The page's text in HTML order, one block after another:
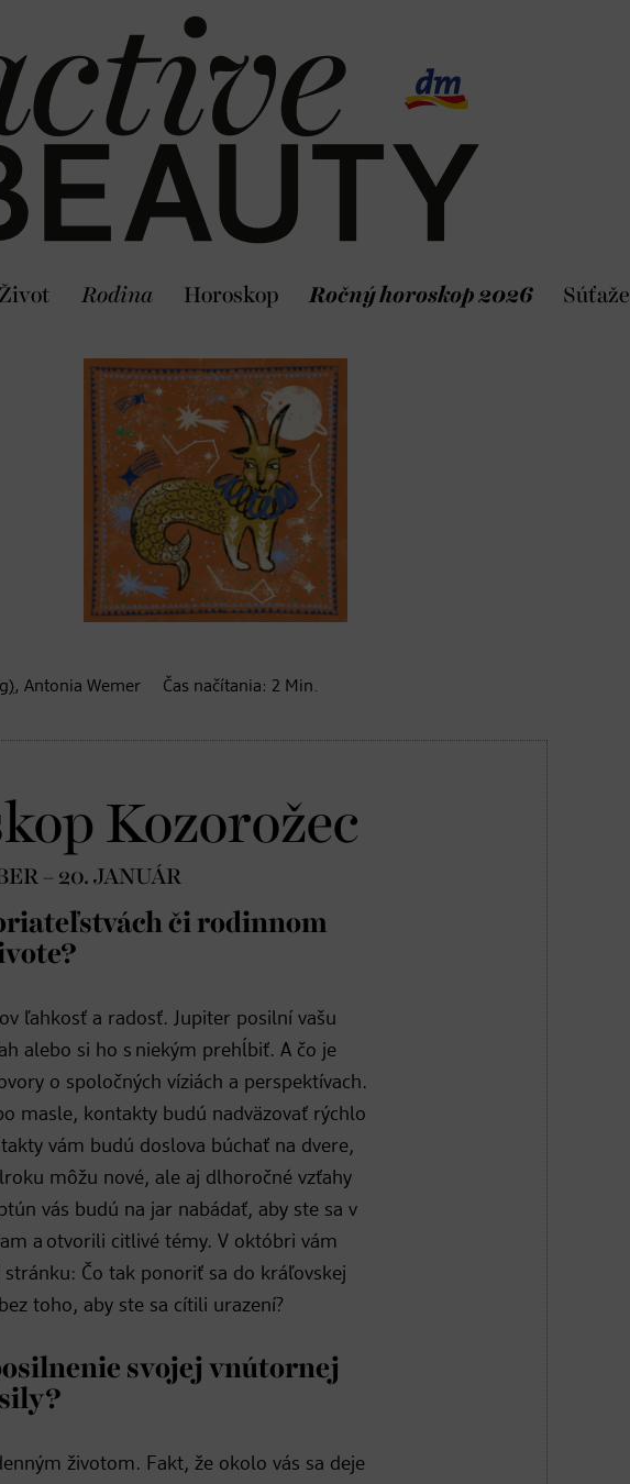
Život Rodina Horoskop Ročný horoskop 2026 Súťaže
, Antonia Wemer Čas načítania: 2 Min.
– 20. JANUÁR
Kozorožec
či rodinnom
ľahkosť a radosť. Jupiter posilní vašu
alebo si ho s niekým prehĺbiť. A čo je
o spoločných víziách a perspektívach.
masle, kontakty budú nadväzovať rýchlo
vám budú doslova búchať na dvere,
môžu nové, ale aj dlhoročné vzťahy
vás budú na jar nabádať, aby ste sa v
a otvorili citlivé témy. V októbri vám
Čo tak ponoriť sa do kráľovskej
toho, aby ste sa cítili urazení?
svojej vnútornej
sily?
životom. Fakt, že okolo vás sa deje